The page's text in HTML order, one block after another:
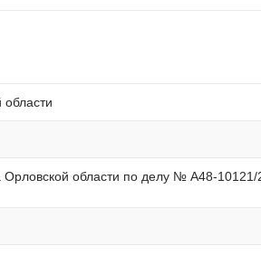
области по делу № А48-10121/